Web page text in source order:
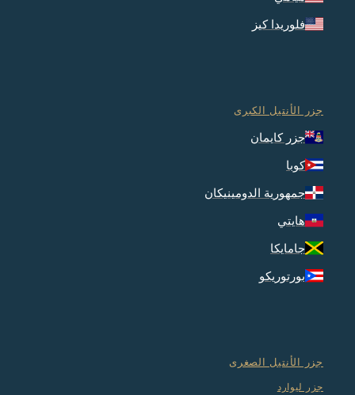
فلوريدا كيز
جزر الأنتيل الكبرى
جزر كايمان
كوبا
جمهورية الدومينيكان
هايتي
جامايكا
بورتوريكو
جزر الأنتيل الصغرى
جزر ليوارد